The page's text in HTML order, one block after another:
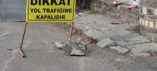
Diyarbakır
Edirne
Elazığ